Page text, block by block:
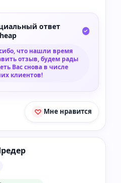
ответ
что нашли время
отзыв, будем рады
Вас снова в числе
клиентов!
Мне нравится